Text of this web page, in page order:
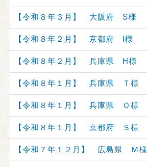
【令和８年３月】 大阪府 S様
【令和８年２月】 京都府 I様
【令和８年２月】 兵庫県 H様
【令和８年１月】 兵庫県 Ｔ様
【令和８年１月】 兵庫県 Ｏ様
【令和８年１月】 京都府 Ｓ様
【令和７年１２月】 広島県 Ｍ様